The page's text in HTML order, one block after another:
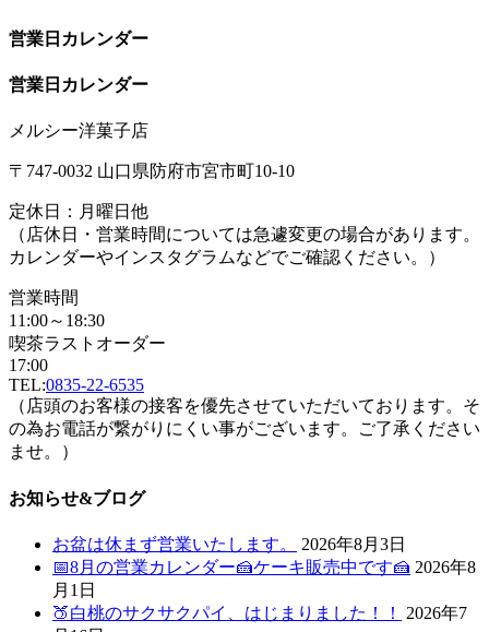
営業日カレンダー
営業日カレンダー
メルシー洋菓子店
〒747-0032 山口県防府市宮市町10-10
定休日：月曜日他
（店休日・営業時間については急遽変更の場合があります。
カレンダーやインスタグラムなどでご確認ください。）
営業時間
11:00～18:30
喫茶ラストオーダー
17:00
TEL:0835-22-6535
（店頭のお客様の接客を優先させていただいております。そ
の為お電話が繋がりにくい事がございます。ご了承ください
ませ。）
お知らせ&ブログ
お盆は休まず営業いたします。
2026年8月3日
📅8月の営業カレンダー🍰ケーキ販売中です🍰 2026年8
月1日
🍑白桃のサクサクパイ、はじまりました！！
2026年7